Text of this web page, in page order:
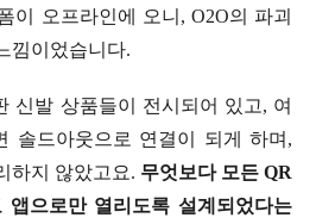
이 오프라인에 오니, O2O의 파괴
낌이었습니다.
신발 상품들이 전시되어 있고, 여
솔드아웃으로 연결이 되게 하며,
하지 않았고요. 무엇보다 모든 QR
으로만 열리도록 설계되었다는